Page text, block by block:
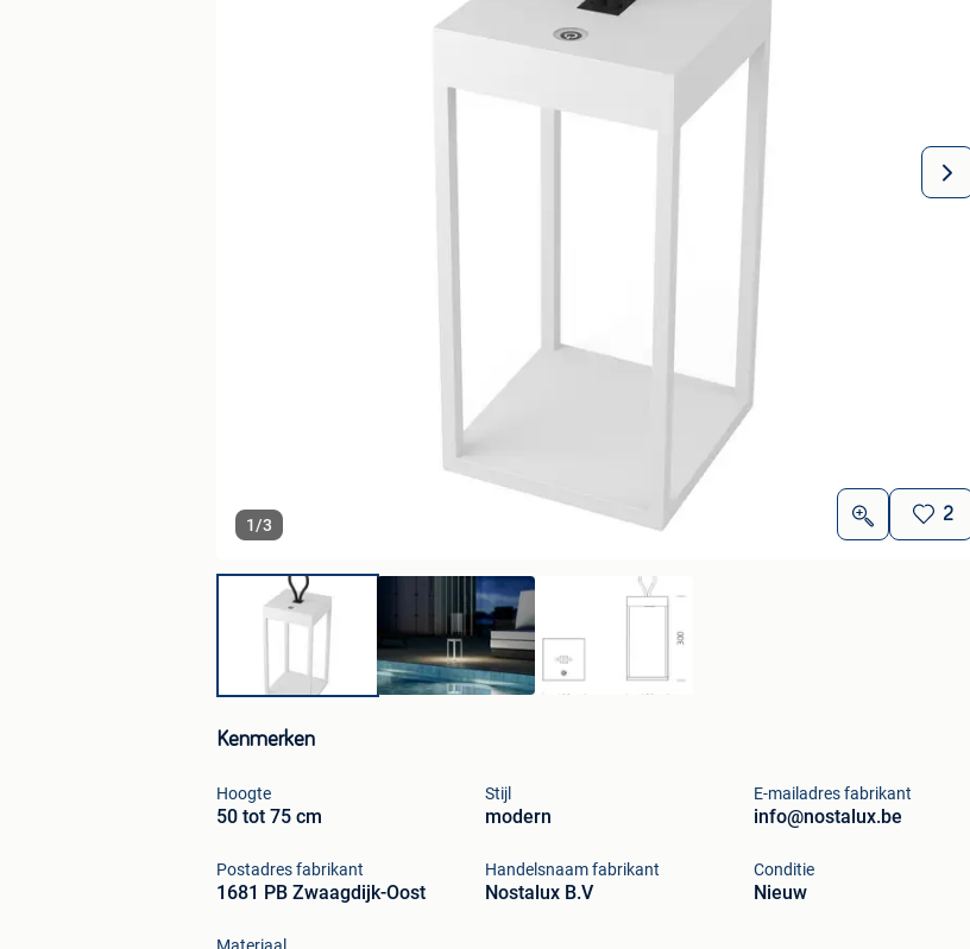
1/3
2
Kenmerken
Hoogte
50 tot 75 cm
Stijl
modern
E-mailadres fabrikant
info@nostalux.be
Postadres fabrikant
1681 PB Zwaagdijk-Oost
Handelsnaam fabrikant
Nostalux B.V
Conditie
Nieuw